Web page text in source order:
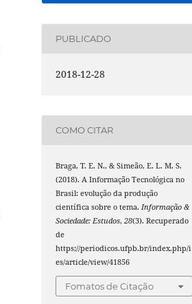
PUBLICADO
2018-12-28
COMO CITAR
Braga, T. E. N., & Simeão, E. L. M. S.
(2018). A Informação Tecnológica no
Brasil: evolução da produção
científica sobre o tema.Informação &
Sociedade: Estudos,28(3). Recuperado
de
https://periodicos.ufpb.br/index.php/i
es/article/view/41856
Fomatos de Citação